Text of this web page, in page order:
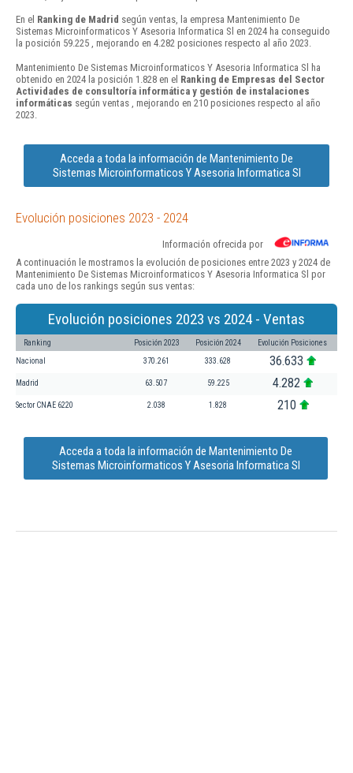
En el Ranking de Madrid según ventas, la empresa Mantenimiento De
Sistemas Microinformaticos Y Asesoria Informatica Sl en 2024 ha conseguido
la posición 59.225 , mejorando en 4.282 posiciones respecto al año 2023.
Mantenimiento De Sistemas Microinformaticos Y Asesoria Informatica Sl ha
obtenido en 2024 la posición 1.828 en el Ranking de Empresas del Sector
Actividades de consultoría informática y gestión de instalaciones
informáticas según ventas , mejorando en 210 posiciones respecto al año
2023.
Acceda a toda la información de Mantenimiento De
Sistemas Microinformaticos Y Asesoria Informatica Sl
Evolución posiciones 2023 - 2024
Información ofrecida por
A continuación le mostramos la evolución de posiciones entre 2023 y 2024 de
Mantenimiento De Sistemas Microinformaticos Y Asesoria Informatica Sl por
cada uno de los rankings según sus ventas:
Evolución posiciones 2023 vs 2024 - Ventas
Ranking Posición 2023 Posición 2024 Evolución Posiciones
Nacional 370.261 333.628 36.633
Madrid 63.507 59.225 4.282
Sector CNAE 6220 2.038 1.828 210
Acceda a toda la información de Mantenimiento De
Sistemas Microinformaticos Y Asesoria Informatica Sl